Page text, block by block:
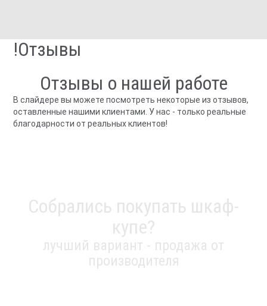
!Отзывы
Отзывы о нашей работе
В слайдере вы можете посмотреть некоторые из отзывов,
оставленные нашими клиентами. У нас - только реальные
благодарности от реальных клиентов!
Собрались покупать шкаф-
купе?
лучший вариант - продажа от
производителя